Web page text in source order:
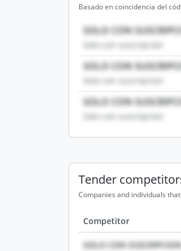
Basado en coincidencia del
SOLO CON
Solo con suscripcion
SOLO CON
Solo con suscripcion
SOLO CON
Solo con suscripcion
Tender
Companies and individuals
Competitor
SOLO CON